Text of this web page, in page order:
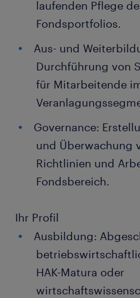
laufenden Pflege
Fondsportfolios.
Aus- und
Durchführung von
für Mitarbeitende
Governance:
und Überwachung
Richtlinien und
Fondsbereich.
Ihr Profil
Ausbildung:
HAK-Matura oder